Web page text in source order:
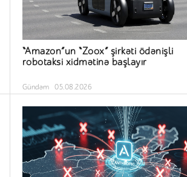
“Amazon”un “Zoox” şirkəti ödənişli
robotaksi xidmətinə başlayır
Gündəm 05.08.2026